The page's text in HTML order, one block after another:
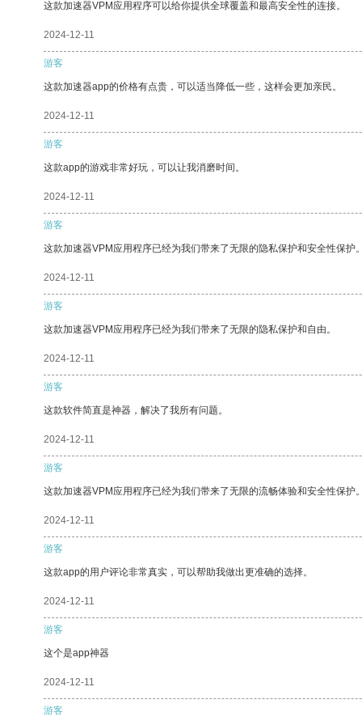
这款加速器VPM应用程序可以给你提供全球覆盖和最高安全性的连接。
2024-12-11
游客
这款加速器app的价格有点贵，可以适当降低一些，这样会更加亲民。
2024-12-11
游客
这款app的游戏非常好玩，可以让我消磨时间。
2024-12-11
游客
这款加速器VPM应用程序已经为我们带来了无限的隐私保护和安全性保护
2024-12-11
游客
这款加速器VPM应用程序已经为我们带来了无限的隐私保护和自由。
2024-12-11
游客
这款软件简直是神器，解决了我所有问题。
2024-12-11
游客
这款加速器VPM应用程序已经为我们带来了无限的流畅体验和安全性保护
2024-12-11
游客
这款app的用户评论非常真实，可以帮助我做出更准确的选择。
2024-12-11
游客
这个是app神器
2024-12-11
游客